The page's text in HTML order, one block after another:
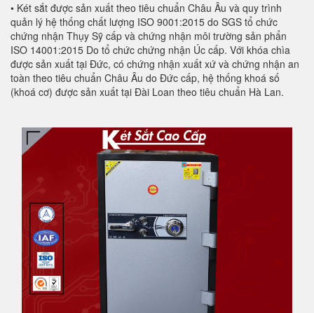
• Két sắt được sản xuất theo tiêu chuẩn Châu Âu và quy trình
quản lý hệ thống chất lượng ISO 9001:2015 do SGS tổ chức
chứng nhận Thụy Sỹ cấp và chứng nhận môi trường sản phẩn
ISO 14001:2015 Do tổ chức chứng nhận Úc cấp. Với khóa chìa
được sản xuất tại Đức, có chứng nhận xuất xứ và chứng nhận an
toàn theo tiêu chuẩn Châu Âu do Đức cấp, hệ thống khoá số
(khoá cơ) được sản xuất tại Đài Loan theo tiêu chuẩn Hà Lan.